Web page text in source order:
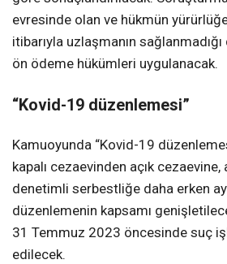
evresinde olan ve hükmün
itibarıyla uzlaşmanın
ön ödeme hükümleri uygulanacak.
“Kovid-19 düzenlemesi”
Kamuoyunda “Kovid-19
kapalı cezaevinden açık
denetimli serbestliğe daha erken
düzenlemenin kapsamı
31 Temmuz 2023 öncesinde suç
edilecek.